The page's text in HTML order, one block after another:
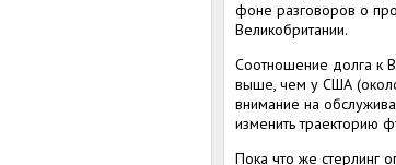
фоне разговоров о
Великобритании.
Соотношение долга к
выше, чем у США (около
внимание на
изменить траекторию
Пока что же стерлинг